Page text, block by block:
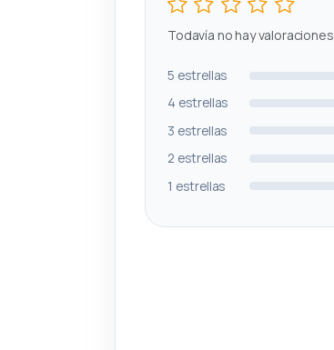
Todavía no hay valoraciones
5 estrellas
4 estrellas
3 estrellas
2 estrellas
1 estrellas